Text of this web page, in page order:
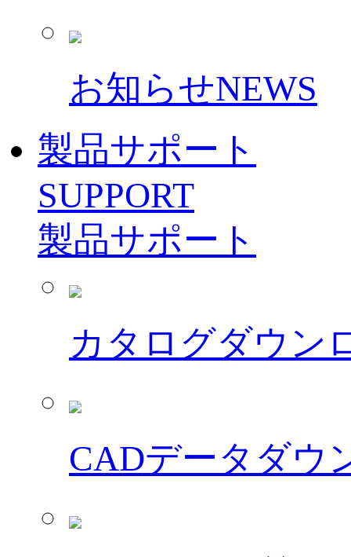
お知らせNEWS
製品サポート
SUPPORT
製品サポート
カタログダウン
CADデータダウ